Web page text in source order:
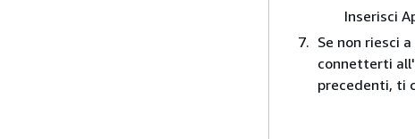
Inserisci
Se non riesci
connetterti
precedenti, ti